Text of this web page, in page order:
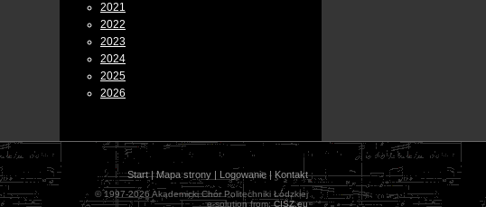
2021
2022
2023
2024
2025
2026
Start|Mapa strony | Logowanie | Kontakt
© 1997-2026 Akademicki Chór Politechniki Łódzkiej
e-solution from:CISZ.eu